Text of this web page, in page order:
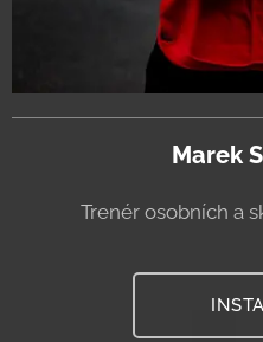
Marek
Trenér osobních a